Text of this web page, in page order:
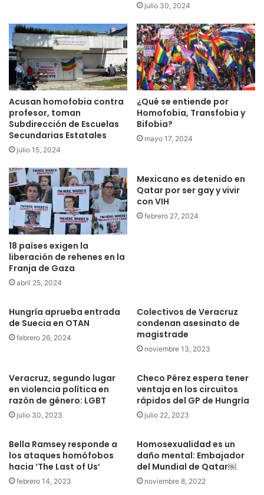
julio 30, 2024
Acusan homofobia contra
profesor, toman
Subdirección de Escuelas
Secundarias Estatales
julio 15, 2024
¿Qué se entiende por
Homofobia, Transfobia y
Bifobia?
mayo 17, 2024
18 países exigen la
liberación de rehenes en la
Franja de Gaza
abril 25, 2024
Mexicano es detenido en
Qatar por ser gay y vivir
con VIH
febrero 27, 2024
Hungría aprueba entrada
de Suecia en OTAN
febrero 26, 2024
Colectivos de Veracruz
condenan asesinato de
magistrade
noviembre 13, 2023
Veracruz, segundo lugar
en violencia política en
razón de género: LGBT
julio 30, 2023
Checo Pérez espera tener
ventaja en los circuitos
rápidos del GP de Hungría
julio 22, 2023
Bella Ramsey responde a
los ataques homófobos
hacia ‘The Last of Us’
febrero 14, 2023
Homosexualidad es un
daño mental: Embajador
del Mundial de Qatar￼
noviembre 8, 2022